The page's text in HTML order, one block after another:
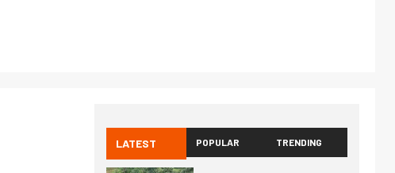
LATEST POPULAR TRENDING